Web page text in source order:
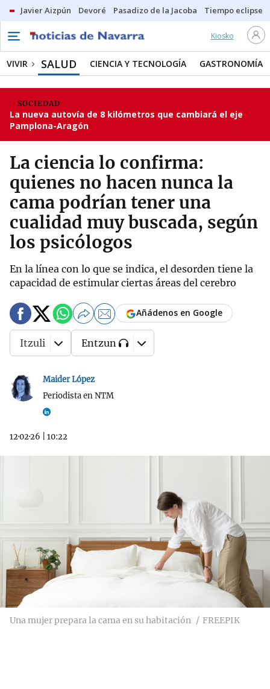
Javier Aizpún Devoré Pasadizo de la Jacoba Tiempo eclipse
Kiosko
VIVIR SALUD CIENCIA Y TECNOLOGÍA GASTRONOMÍA
SOCIEDAD
La nueva autovía de 8 kilómetros que cambiará el eje
Pamplona-Aragón
La ciencia lo confirma:
quienes no hacen nunca la
cama podrían tener una
cualidad muy buscada, según
los psicólogos
En la línea con lo que se indica, el desorden tiene la
capacidad de estimular ciertas áreas del cerebro
Maider López
Periodista en NTM
12·02·26 10:22
Añádenos en Google
Itzuli Entzun
Una mujer prepara la cama en su habitación FREEPIK